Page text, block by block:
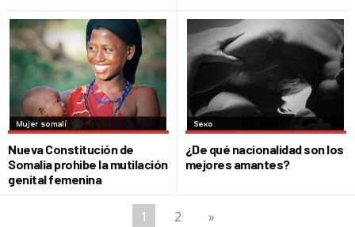
Nueva Constitución de
Somalia prohibe la mutilación
genital femenina
¿De qué nacionalidad son los
mejores amantes?
1 2 »